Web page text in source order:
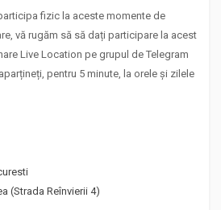
fizic la aceste momente de
vă rugăm să să dați participare la acest
Live Location pe grupul de Telegram
pentru 5 minute, la orele și zilele
(Strada Reînvierii 4)